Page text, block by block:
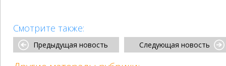
Смотрите также:
Предыдущая новость Следующая новость